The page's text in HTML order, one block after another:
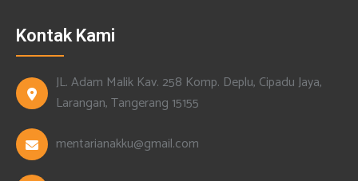
Kontak Kami
JL. Adam Malik Kav. 258 Komp. Deplu, Cipadu Jaya,
Larangan, Tangerang 15155
mentarianakku@gmail.com